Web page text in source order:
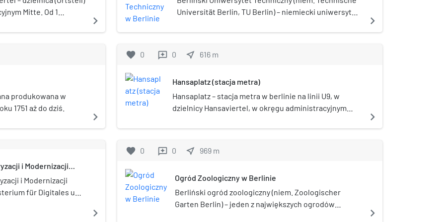
Lehrter Straße
m.in. Zdzisława
Znajduje się
linii U9: Berlin
a docelowo również
Mitte. Od 1
navigate_next
produkowana w
1751 aż do dziś.
navigate_next
i Modernizacji
i Modernizacji
für Digitales und
navigate_next
Universität Berlin, TU Berlin) – niemiecki uniwersytet
Berlinie.
navigate_next
favorite 0 reviews 0 near_me 616 m
Hansaplatz (stacja metra)
Hansaplatz – stacja metra w berlinie na linii U9, w
dzielnicy Hansaviertel, w okręgu administracyjnym
navigate_next
favorite 0 reviews 0 near_me 969 m
Ogród Zoologiczny w Berlinie
Berliński ogród zoologiczny (niem. Zoologischer
Garten Berlin) – jeden z największych ogrodów
navigate_next